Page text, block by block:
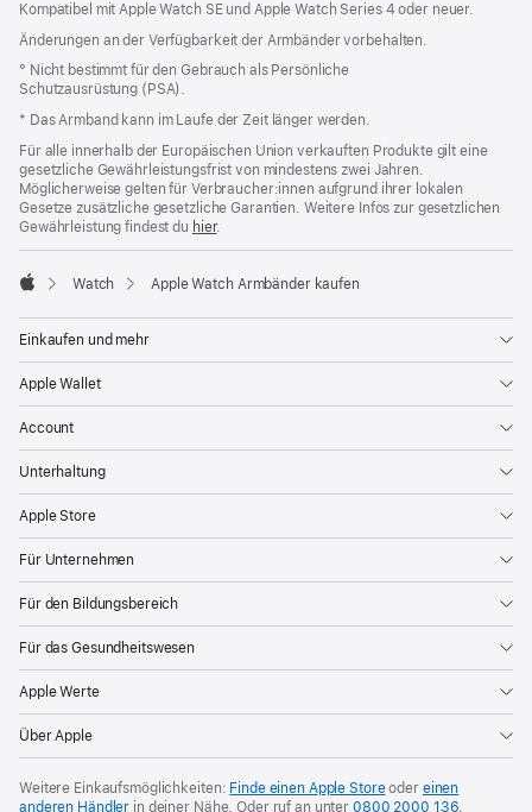
Kompatibel mit Apple Watch SE und Apple Watch Series 4 oder neuer.
Änderungen an der Verfügbarkeit der Armbänder vorbehalten.
° Nicht bestimmt für den Gebrauch als Persönliche
Schutzausrüstung (PSA).
* Das Armband kann im Laufe der Zeit länger werden.
Für alle innerhalb der Europäischen Union verkauften Produkte gilt eine
gesetzliche Gewährleistungsfrist von mindestens zwei Jahren.
Möglicherweise gelten für Verbraucher:innen aufgrund ihrer lokalen
Gesetze zusätzliche gesetzliche Garantien. Weitere Infos zur gesetzlichen
Gewährleistung findest du hier.
Watch Apple Watch Armbänder kaufen
Einkaufen und mehr
Apple Wallet
Account
Unterhaltung
Apple Store
Für Unternehmen
Für den Bildungsbereich
Für das Gesundheitswesen
Apple Werte
Über Apple
Weitere Einkaufsmöglichkeiten: Finde einen Apple Storeoder einen
anderen Händler in deiner Nähe. Oder ruf an unter0800 2000 136